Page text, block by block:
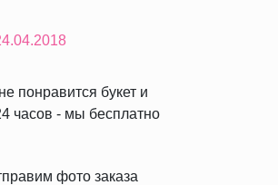
понравится букет и
часов - мы бесплатно
фото заказа